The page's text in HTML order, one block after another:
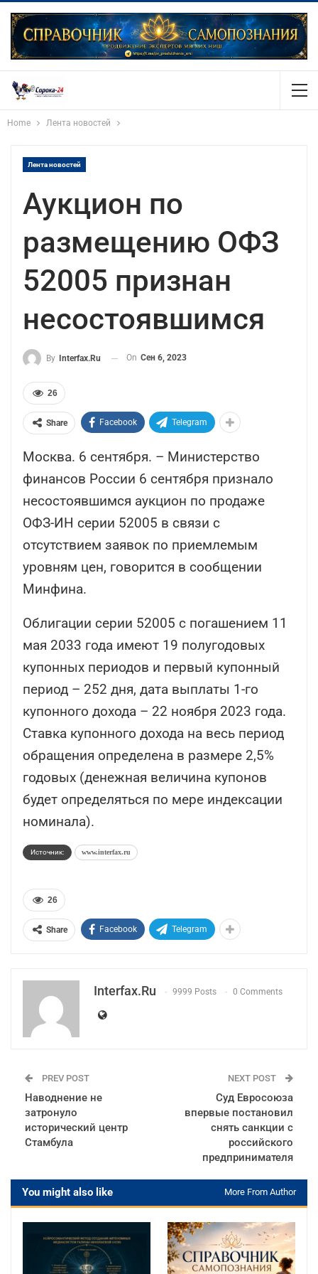
Home Лента новостей
Лента новостей
Аукцион по
размещению ОФЗ
52005 признан
несостоявшимся
By Interfax.ru On Сен 6, 2023
26
Share Facebook Telegram
Москва. 6 сентября. – Министерство
финансов России 6 сентября признало
несостоявшимся аукцион по продаже
ОФЗ-ИН серии 52005 в связи с
отсутствием заявок по приемлемым
уровням цен, говорится в сообщении
Минфина.
Облигации серии 52005 с погашением 11
мая 2033 года имеют 19 полугодовых
купонных периодов и первый купонный
период – 252 дня, дата выплаты 1-го
купонного дохода – 22 ноября 2023 года.
Ставка купонного дохода на весь период
обращения определена в размере 2,5%
годовых (денежная величина купонов
будет определяться по мере индексации
номинала).
Источник: www.interfax.ru
26
Share Facebook Telegram
Interfax.ru 9999 Posts 0 Comments
PREV POST
Наводнение не
затронуло
исторический центр
Стамбула
NEXT POST
Суд Евросоюза
впервые постановил
снять санкции с
российского
предпринимателя
You might also like More From Author